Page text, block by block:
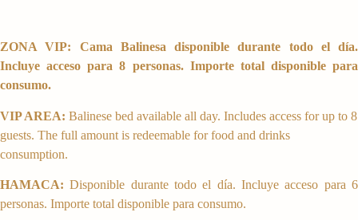
ZONA VIP: Cama Balinesa disponible durante todo el día.
Incluye acceso para 8 personas. Importe total disponible para
consumo.
VIP AREA: Balinese bed available all day. Includes access for up to 8
guests. The full amount is redeemable for food and drinks
consumption.
HAMACA: Disponible durante todo el día. Incluye acceso para 6
personas. Importe total disponible para consumo.